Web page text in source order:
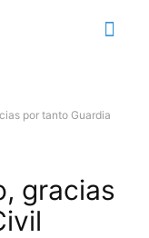
por tanto Guardia
gracias